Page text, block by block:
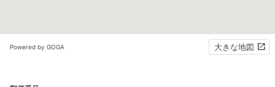
Powered by GOGA 大きな地図